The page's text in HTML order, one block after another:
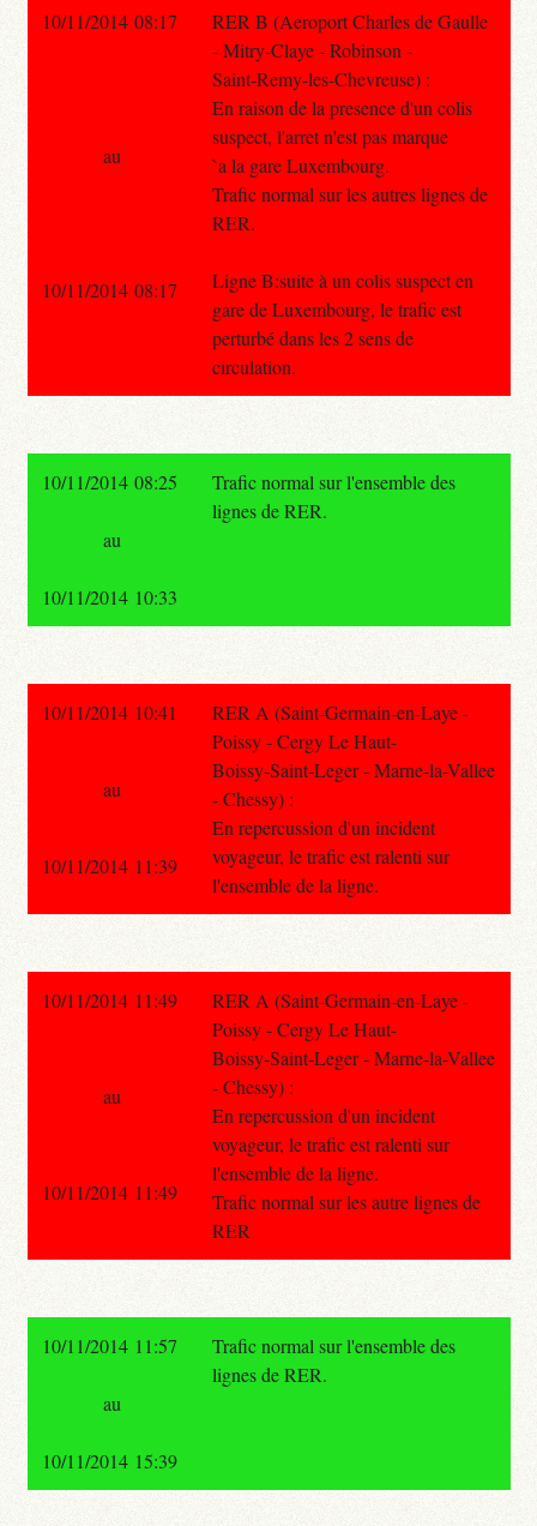
10/11/2014 08:17
RER B (Aeroport Charles de Gaulle
- Mitry-Claye - Robinson -
Saint-Remy-les-Chevreuse) :
En raison de la presence d'un colis
suspect, l'arret n'est pas marque
`a la gare Luxembourg.
Trafic normal sur les autres lignes de
RER.
Ligne B:suite à un colis suspect en
gare de Luxembourg, le trafic est
perturbé dans les 2 sens de
circulation.
au
10/11/2014 08:17
10/11/2014 08:25
Trafic normal sur l'ensemble des
lignes de RER.
au
10/11/2014 10:33
10/11/2014 10:41
RER A (Saint-Germain-en-Laye -
Poissy - Cergy Le Haut-
Boissy-Saint-Leger - Marne-la-Vallee
- Chessy) :
En repercussion d'un incident
voyageur, le trafic est ralenti sur
l'ensemble de la ligne.
au
10/11/2014 11:39
10/11/2014 11:49
RER A (Saint-Germain-en-Laye -
Poissy - Cergy Le Haut-
Boissy-Saint-Leger - Marne-la-Vallee
- Chessy) :
En repercussion d'un incident
voyageur, le trafic est ralenti sur
l'ensemble de la ligne.
Trafic normal sur les autre lignes de
RER
au
10/11/2014 11:49
10/11/2014 11:57
Trafic normal sur l'ensemble des
lignes de RER.
au
10/11/2014 15:39